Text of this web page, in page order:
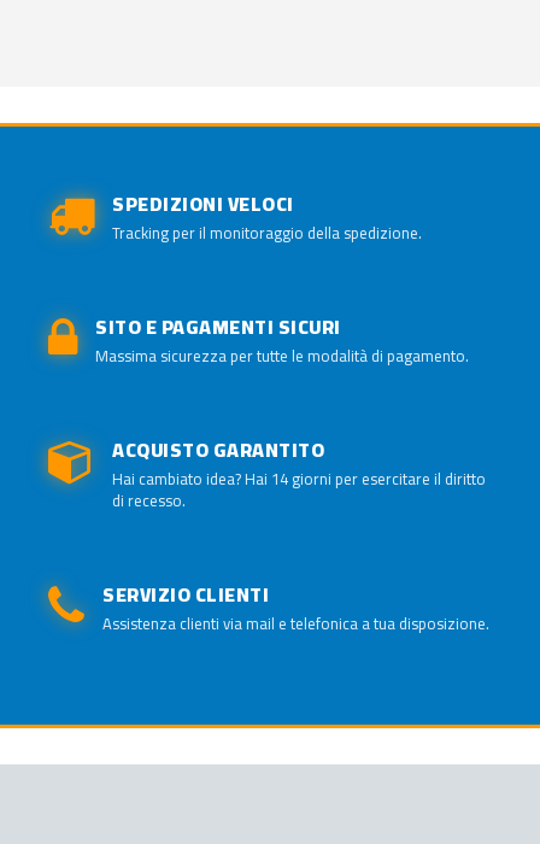
SPEDIZIONI VELOCI
Tracking per il monitoraggio della spedizione.
SITO E PAGAMENTI SICURI
Massima sicurezza per tutte le modalità di pagamento.
ACQUISTO GARANTITO
Hai cambiato idea? Hai 14 giorni per esercitare il diritto
di recesso.
SERVIZIO CLIENTI
Assistenza clienti via mail e telefonica a tua disposizione.